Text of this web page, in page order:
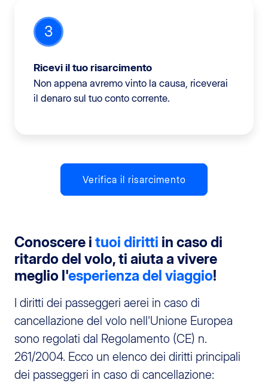
3
Ricevi il tuo risarcimento
Non appena avremo vinto la causa, riceverai
il denaro sul tuo conto corrente.
Verifica il risarcimento
Conoscere i tuoi diritti in caso di
ritardo del volo, ti aiuta a vivere
meglio l'esperienza del viaggio!
I diritti dei passeggeri aerei in caso di
cancellazione del volo nell'Unione Europea
sono regolati dal Regolamento (CE) n.
261/2004. Ecco un elenco dei diritti principali
dei passeggeri in caso di cancellazione: